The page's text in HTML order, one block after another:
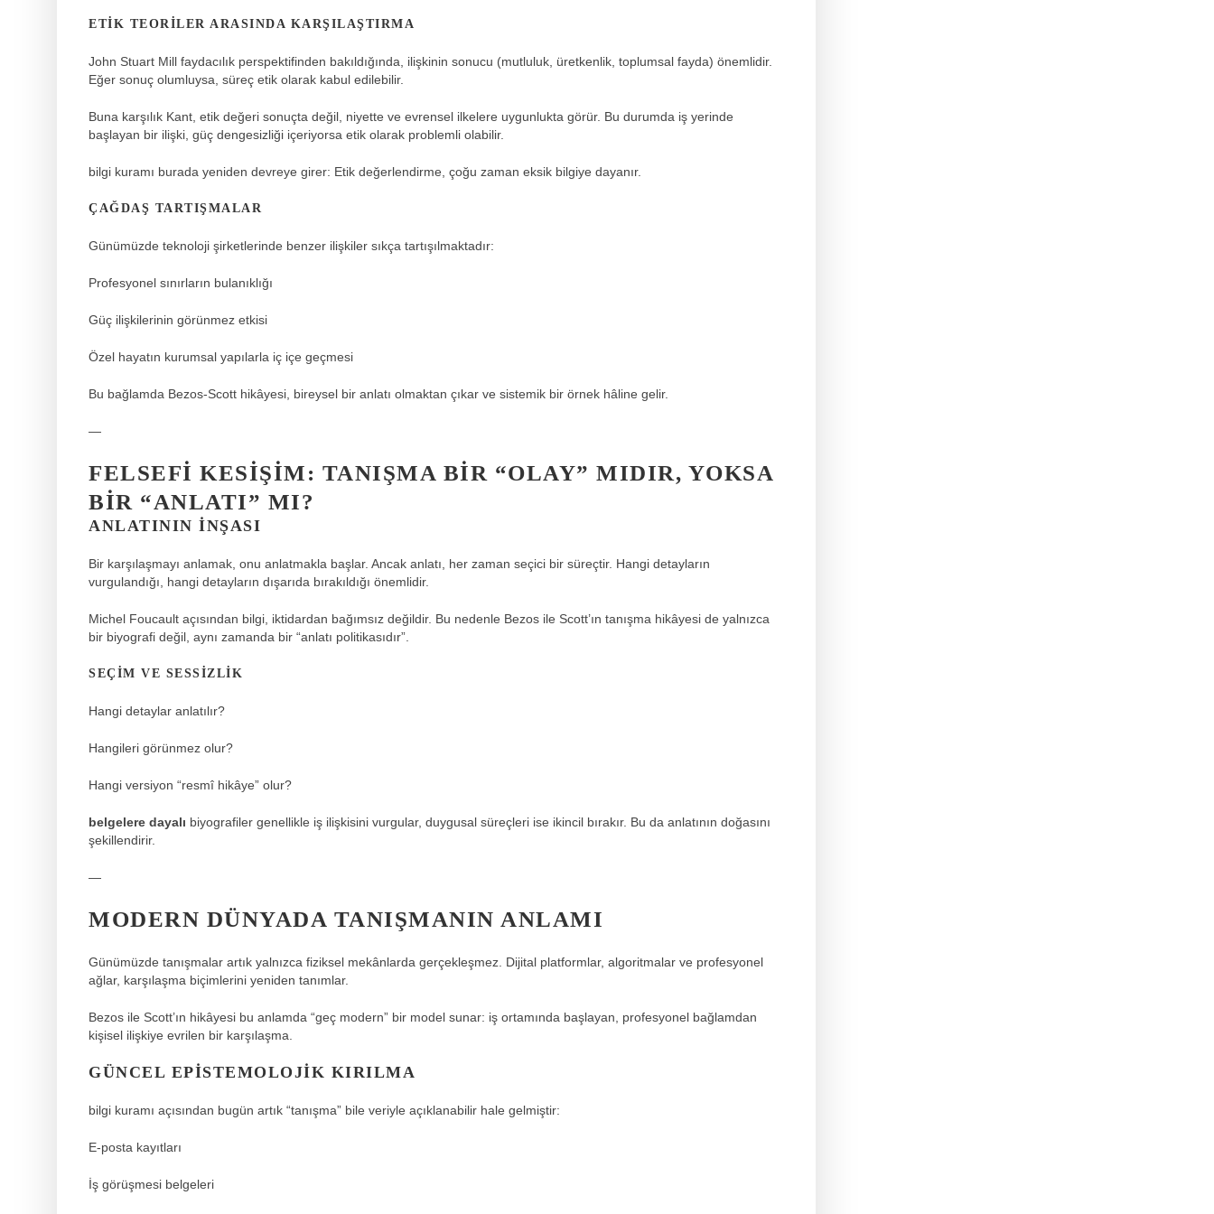
ETIK TEORILER ARASINDA KARŞILAŞTIRMA
John Stuart Mill faydacılık perspektifinden bakıldığında, ilişkinin sonucu (mutluluk, üretkenlik, toplumsal fayda) önemlidir.
Eğer sonuç olumluysa, süreç etik olarak kabul edilebilir.
Buna karşılık Kant, etik değeri sonuçta değil, niyette ve evrensel ilkelere uygunlukta görür. Bu durumda iş yerinde
başlayan bir ilişki, güç dengesizliği içeriyorsa etik olarak problemli olabilir.
bilgi kuramı burada yeniden devreye girer: Etik değerlendirme, çoğu zaman eksik bilgiye dayanır.
ÇAĞDAŞ TARTIŞMALAR
Günümüzde teknoloji şirketlerinde benzer ilişkiler sıkça tartışılmaktadır:
Profesyonel sınırların bulanıklığı
Güç ilişkilerinin görünmez etkisi
Özel hayatın kurumsal yapılarla iç içe geçmesi
Bu bağlamda Bezos-Scott hikâyesi, bireysel bir anlatı olmaktan çıkar ve sistemik bir örnek hâline gelir.
—
FELSEFI KESIŞIM: TANIŞMA BIR “OLAY” MIDIR, YOKSA
BIR “ANLATI” MI?
ANLATININ INŞASI
Bir karşılaşmayı anlamak, onu anlatmakla başlar. Ancak anlatı, her zaman seçici bir süreçtir. Hangi detayların
vurgulandığı, hangi detayların dışarıda bırakıldığı önemlidir.
Michel Foucault açısından bilgi, iktidardan bağımsız değildir. Bu nedenle Bezos ile Scott’ın tanışma hikâyesi de yalnızca
bir biyografi değil, aynı zamanda bir “anlatı politikasıdır”.
SEÇIM VE SESSIZLIK
Hangi detaylar anlatılır?
Hangileri görünmez olur?
Hangi versiyon “resmî hikâye” olur?
belgelere dayalı biyografiler genellikle iş ilişkisini vurgular, duygusal süreçleri ise ikincil bırakır. Bu da anlatının doğasını
şekillendirir.
—
MODERN DÜNYADA TANIŞMANIN ANLAMI
Günümüzde tanışmalar artık yalnızca fiziksel mekânlarda gerçekleşmez. Dijital platformlar, algoritmalar ve profesyonel
ağlar, karşılaşma biçimlerini yeniden tanımlar.
Bezos ile Scott’ın hikâyesi bu anlamda “geç modern” bir model sunar: iş ortamında başlayan, profesyonel bağlamdan
kişisel ilişkiye evrilen bir karşılaşma.
GÜNCEL EPISTEMOLOJIK KIRILMA
bilgi kuramı açısından bugün artık “tanışma” bile veriyle açıklanabilir hale gelmiştir:
E-posta kayıtları
İş görüşmesi belgeleri